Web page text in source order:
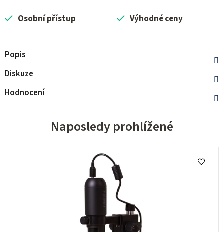
Osobní přístup Výhodné ceny
Popis
Diskuze
Hodnocení
Naposledy prohlížené